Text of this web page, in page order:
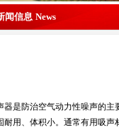
闻信息 News
器是防治空气动力性噪声的主
耐用、体积小。通常有用吸